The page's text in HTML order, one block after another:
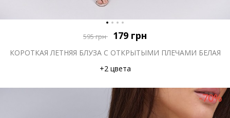
595грн 179 грн
КОРОТКАЯ ЛЕТНЯЯ БЛУЗА С ОТКРЫТЫМИ ПЛЕЧАМИ БЕЛАЯ
+2 цвета
-70%